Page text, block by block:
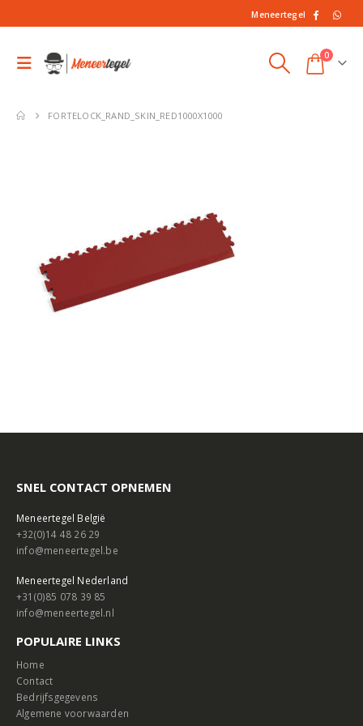
Meneertegel
0
FORTELOCK_RAND_SKIN_RED1000X1000
SNEL CONTACT OPNEMEN
Meneertegel België
+32(0)14 48 26 29
info@meneertegel.be
Meneertegel Nederland
+31(0)85 078 39 85
info@meneertegel.nl
POPULAIRE LINKS
Home
Contact
Bedrijfsgegevens
Algemene voorwaarden